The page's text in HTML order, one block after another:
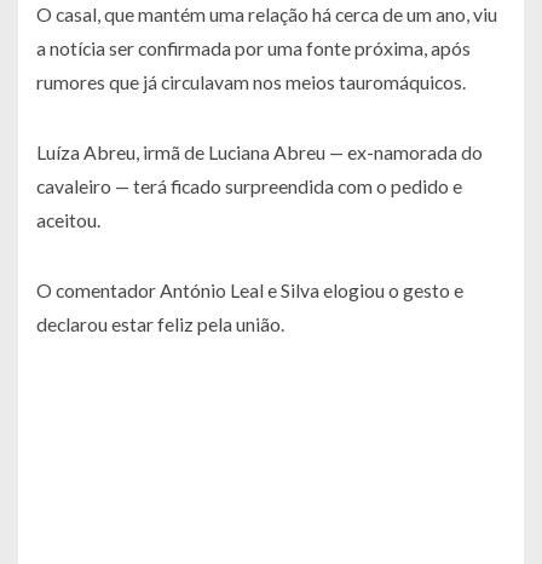
O casal, que mantém uma relação há cerca de um ano, viu
a notícia ser confirmada por uma fonte próxima, após
rumores que já circulavam nos meios tauromáquicos.
Luíza Abreu, irmã de Luciana Abreu — ex-namorada do
cavaleiro — terá ficado surpreendida com o pedido e
aceitou.
O comentador António Leal e Silva elogiou o gesto e
declarou estar feliz pela união.